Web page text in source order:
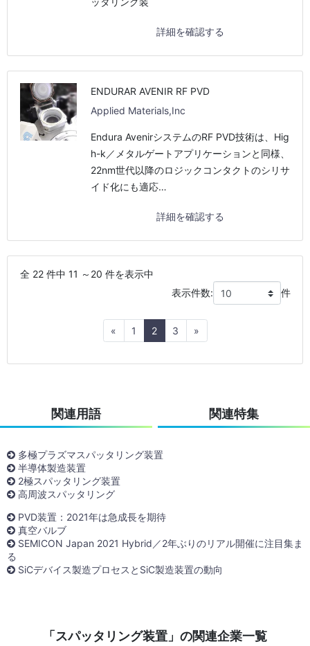
詳細を確認する
ENDURAR AVENIR RF PVD
Applied Materials,Inc
Endura AvenirシステムのRF PVD技術は、Hig
h-k／メタルゲートアプリケーションと同様、
22nm世代以降のロジックコンタクトのシリサ
イド化にも適応…
詳細を確認する
全 22 件中 11 ～20 件を表示中
表示件数:
件
« Previous
1 2 3 »
関連用語 関連特集
多極プラズマスパッタリング装置
半導体製造装置
2極スパッタリング装置
高周波スパッタリング
PVD装置：2021年は急成長を期待
真空バルブ
SEMICON Japan 2021 Hybrid／2年ぶりのリアル開催に注目集ま
る
SiCデバイス製造プロセスとSiC製造装置の動向
「スパッタリング装置」の関連企業一覧